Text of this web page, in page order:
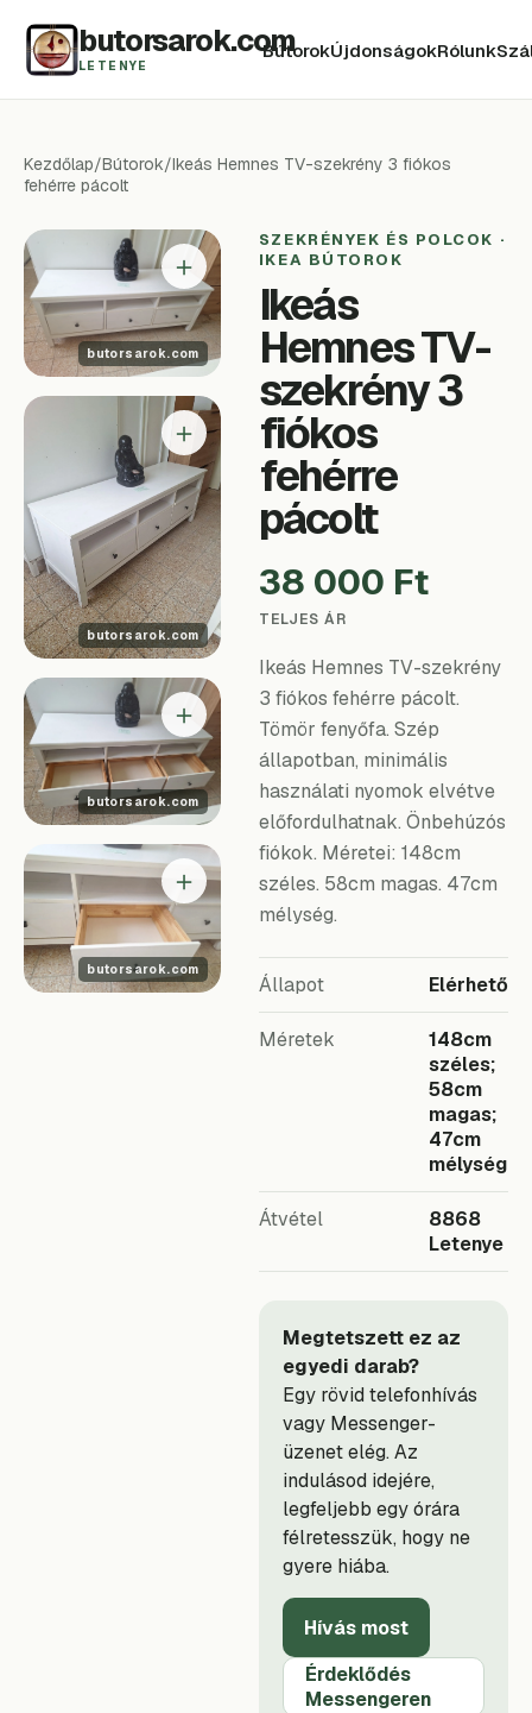
butorsarok.com
LETENYE
BútorokÚjdonságokRólunk
Kezdőlap/Bútorok/Ikeás Hemnes TV-szekrény 3 fiókos
fehérre pácolt
＋
＋
＋
＋
SZEKRÉNYEK ÉS POLCOK ·
IKEA BÚTOROK
Ikeás
Hemnes TV-
szekrény 3
fiókos
fehérre
pácolt
38 000 Ft
TELJES ÁR
Ikeás Hemnes TV-szekrény
3 fiókos fehérre pácolt.
Tömör fenyőfa. Szép
állapotban, minimális
használati nyomok elvétve
előfordulhatnak. Önbehúzós
fiókok. Méretei: 148cm
széles. 58cm magas. 47cm
mélység.
Állapot Elérhető
Méretek
148cm
széles;
58cm
magas;
47cm
mélység
Átvétel
8868
Letenye
Megtetszett ez az
egyedi darab?
Egy rövid telefonhívás
vagy Messenger-
üzenet elég. Az
indulásod idejére,
legfeljebb egy órára
félretesszük, hogy ne
gyere hiába.
Hívás most
Érdeklődés
Messengeren